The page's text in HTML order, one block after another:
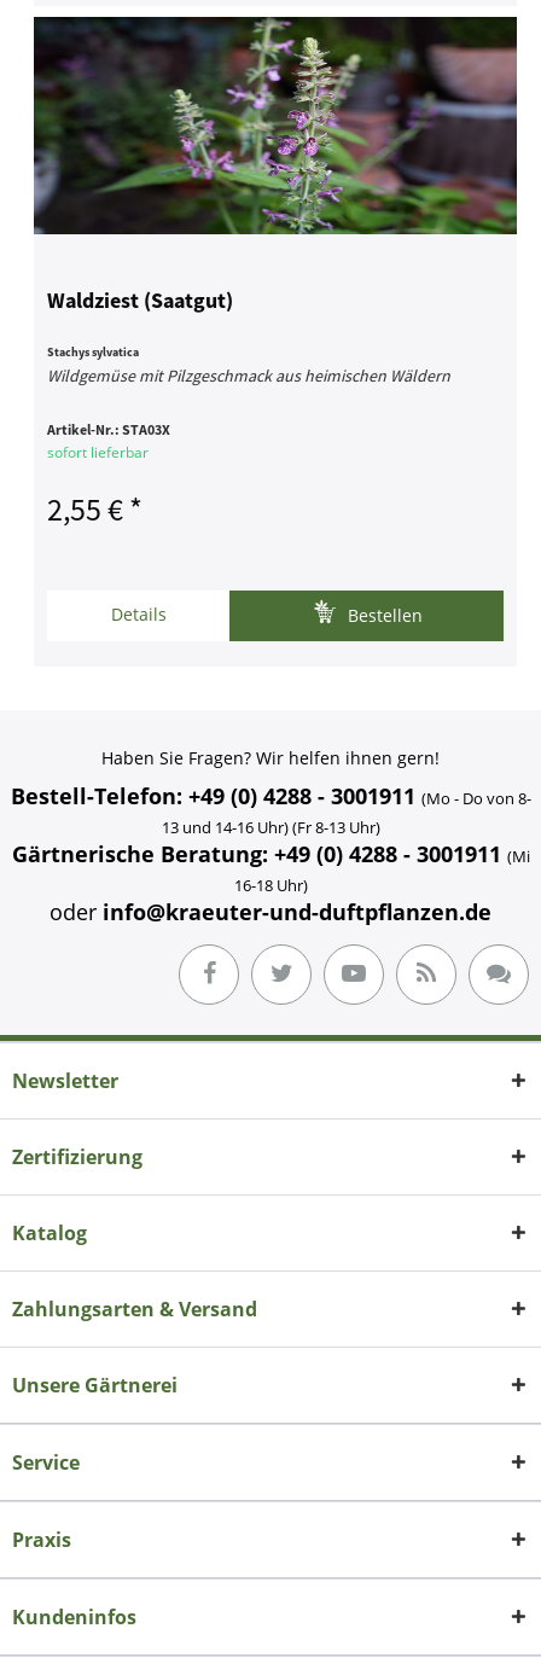
Waldziest (Saatgut)
Stachys sylvatica
Wildgemüse mit Pilzgeschmack aus heimischen Wäldern
Artikel-Nr.:STA03X
sofort lieferbar
2,55 € *
Details Bestellen
Haben Sie Fragen? Wir helfen ihnen gern!
Bestell-Telefon: +49 (0) 4288 - 3001911 (Mo - Do von 8-
13 und 14-16 Uhr) (Fr 8-13 Uhr)
Gärtnerische Beratung: +49 (0) 4288 - 3001911 (Mi
16-18 Uhr)
oder info@kraeuter-und-duftpflanzen.de
Newsletter
Zertifizierung
Katalog
Zahlungsarten & Versand
Unsere Gärtnerei
Service
Praxis
Kundeninfos